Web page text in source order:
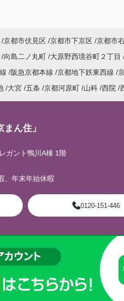
京都市伏見区 京都市下京区 京都市
向島二ノ丸町 大原野西境谷町２丁目
阪急京都本線 京都地下鉄東西線
大宮 五条 京都河原町 山科 西院
ん住」
ガント鴨川A棟 1階
、年末年始休暇
0120-151-446